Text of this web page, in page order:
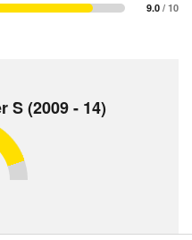
9.0 / 10
S (2009 - 14)